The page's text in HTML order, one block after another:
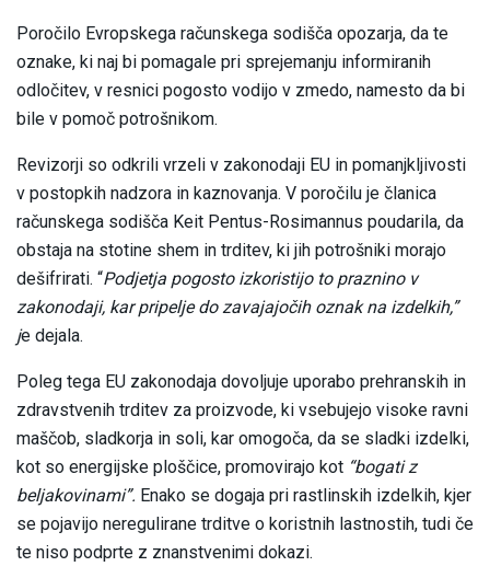
Poročilo Evropskega računskega sodišča opozarja, da te
oznake, ki naj bi pomagale pri sprejemanju informiranih
odločitev, v resnici pogosto vodijo v zmedo, namesto da bi
bile v pomoč potrošnikom.
Revizorji so odkrili vrzeli v zakonodaji EU in pomanjkljivosti
v postopkih nadzora in kaznovanja. V poročilu je članica
računskega sodišča Keit Pentus-Rosimannus poudarila, da
obstaja na stotine shem in trditev, ki jih potrošniki morajo
dešifrirati. “Podjetja pogosto izkoristijo to praznino v
zakonodaji, kar pripelje do zavajajočih oznak na izdelkih,”
je dejala.
Poleg tega EU zakonodaja dovoljuje uporabo prehranskih in
zdravstvenih trditev za proizvode, ki vsebujejo visoke ravni
maščob, sladkorja in soli, kar omogoča, da se sladki izdelki,
kot so energijske ploščice, promovirajo kot “bogati z
beljakovinami”. Enako se dogaja pri rastlinskih izdelkih, kjer
se pojavijo neregulirane trditve o koristnih lastnostih, tudi če
te niso podprte z znanstvenimi dokazi.